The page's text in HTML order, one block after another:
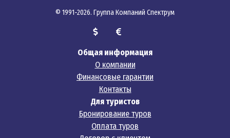
© 1991-2026. Группа Компаний Спектрум
Общая информация
О компании
Финансовые гарантии
Контакты
Для туристов
Бронирование туров
Оплата туров